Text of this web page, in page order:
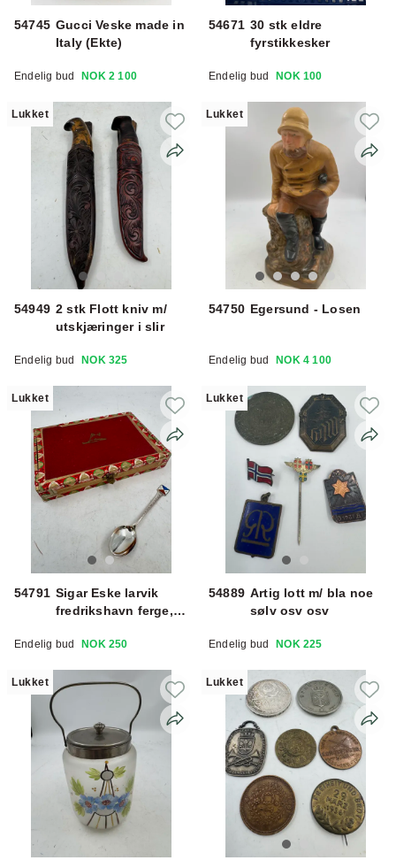
54745 Gucci Veske made in
Italy (Ekte)
Endelig bud NOK 2 100
54671 30 stk eldre
fyrstikkesker
Endelig bud NOK 100
Lukket
54949 2 stk Flott kniv m/
utskjæringer i slir
Endelig bud NOK 325
Lukket
54750 Egersund - Losen
Endelig bud NOK 4 100
Lukket
54791 Sigar Eske larvik
fredrikshavn ferge,
Wessel
Endelig bud NOK 250
Lukket
54889 Artig lott m/ bla noe
sølv osv osv
Endelig bud NOK 225
Lukket Lukket